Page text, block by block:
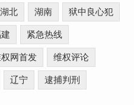
湖北 湖南 狱中良心犯
紧急热线
网首发 维权评论
辽宁 逮捕判刑